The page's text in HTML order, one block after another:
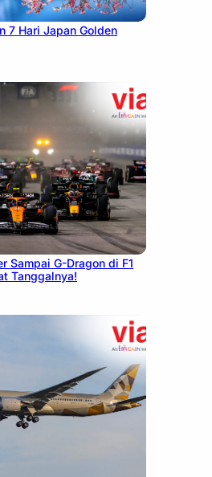
7 Hari Japan Golden
Sampai G-Dragon di F1
Tanggalnya!